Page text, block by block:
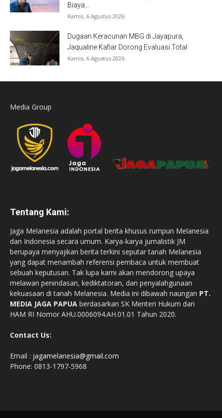
Biaya...
Kamis, 6 Agustus 2026
Dugaan Keracunan MBG di Jayapura,
Jaqualine Kafiar Dorong Evaluasi Total
Kamis, 6 Agustus 2026
Media Group
Tentang Kami:
Jaga Melanesia adalah portal berita khusus rumpun Melanesia
dan Indonesia secara umum. Karya-karya jurnalistik JM
berupaya menyajikan berita terkini seputar tanah Melanesia
yang dapat menambah referensi pembaca untuk membuat
sebuah keputusan. Tak lupa kami akan mendorong upaya
melawan penindasan, kediktatoran, dan penyalahgunaan
kekuasaan di tanah Melanesia. Media ini dibawah naungan PT.
MEDIA JAGA PAPUA berdasarkan SK Menteri Hukum dan
HAM RI Nomor AHU.0006094.AH.01.01 Tahun 2020.
Contact Us:
Email : jagamelanesia@gmail.com
Phone: 0813-1797-5968